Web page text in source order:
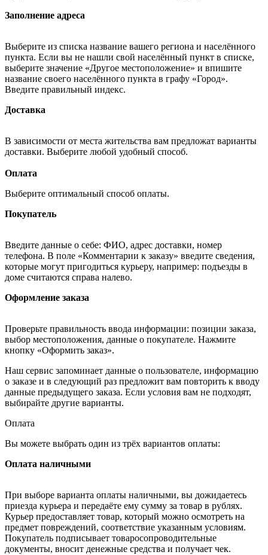
Заполнение адреса
Выберите из списка название вашего региона и населённого
пункта. Если вы не нашли свой населённый пункт в списке,
выберите значение «Другое местоположение» и впишите
название своего населённого пункта в графу «Город».
Введите правильный индекс.
Доставка
В зависимости от места жительства вам предложат варианты
доставки. Выберите любой удобный способ.
Оплата
Выберите оптимальный способ оплаты.
Покупатель
Введите данные о себе: ФИО, адрес доставки, номер
телефона. В поле «Комментарии к заказу» введите сведения,
которые могут пригодиться курьеру, например: подъезды в
доме считаются справа налево.
Оформление заказа
Проверьте правильность ввода информации: позиции заказа,
выбор местоположения, данные о покупателе. Нажмите
кнопку «Оформить заказ».
Наш сервис запоминает данные о пользователе, информацию
о заказе и в следующий раз предложит вам повторить к вводу
данные предыдущего заказа. Если условия вам не подходят,
выбирайте другие варианты.
Оплата
Вы можете выбрать один из трёх вариантов оплаты:
Оплата наличными
При выборе варианта оплаты наличными, вы дожидаетесь
приезда курьера и передаёте ему сумму за товар в рублях.
Курьер предоставляет товар, который можно осмотреть на
предмет повреждений, соответствие указанным условиям.
Покупатель подписывает товаросопроводительные
документы, вносит денежные средства и получает чек.